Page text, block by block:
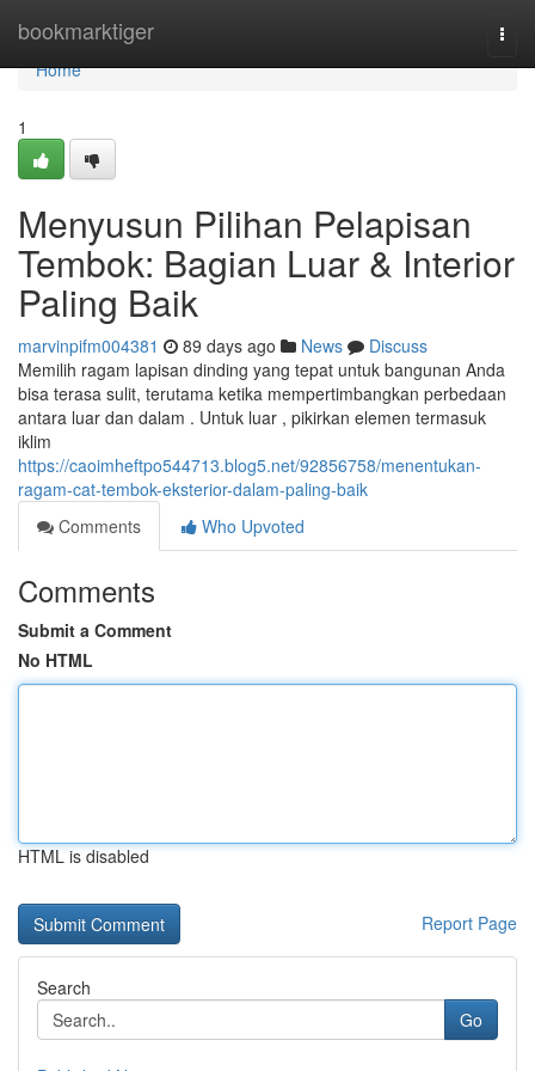
bookmarktiger
Home
Home
1
Menyusun Pilihan Pelapisan
Tembok: Bagian Luar & Interior
Paling Baik
marvinpifm004381 89 days ago News
Discuss
Memilih ragam lapisan dinding yang tepat untuk bangunan Anda
bisa terasa sulit, terutama ketika mempertimbangkan perbedaan
antara luar dan dalam . Untuk luar , pikirkan elemen termasuk
iklim
https://caoimheftpo544713.blog5.net/92856758/menentukan-
ragam-cat-tembok-eksterior-dalam-paling-baik
Comments
Who Upvoted
Comments
Submit a Comment
No HTML
HTML is disabled
Report Page
Search
Go